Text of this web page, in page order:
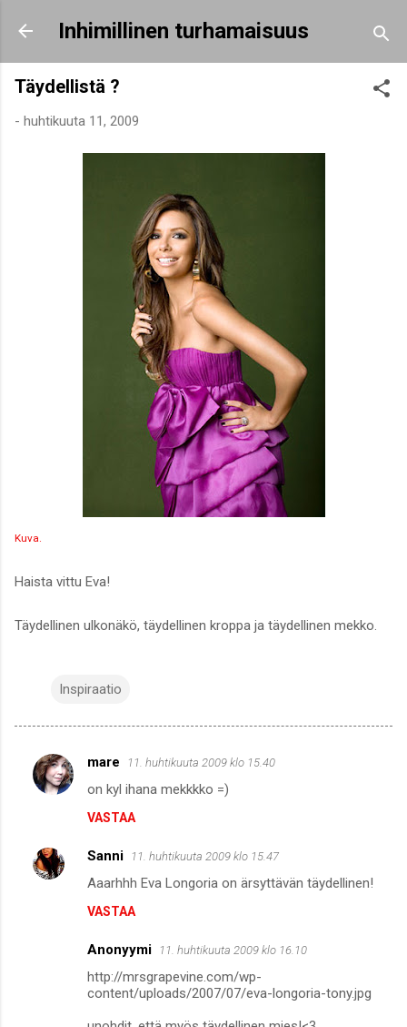
Siirry pääsisältöön
Inhimillinen turhamaisuus
Täydellistä ?
- huhtikuuta 11, 2009
Kuva.
Haista vittu Eva!
Täydellinen ulkonäkö, täydellinen kroppa ja täydellinen mekko.
Inspiraatio
K
o
m
e
mare 11. huhtikuuta 2009 klo 15.40
on kyl ihana mekkkko =)
VASTAA
Sanni 11. huhtikuuta 2009 klo 15.47
Aaarhhh Eva Longoria on ärsyttävän täydellinen!
VASTAA
Anonyymi 11. huhtikuuta 2009 klo 16.10
http://mrsgrapevine.com/wp-
content/uploads/2007/07/eva-longoria-tony.jpg